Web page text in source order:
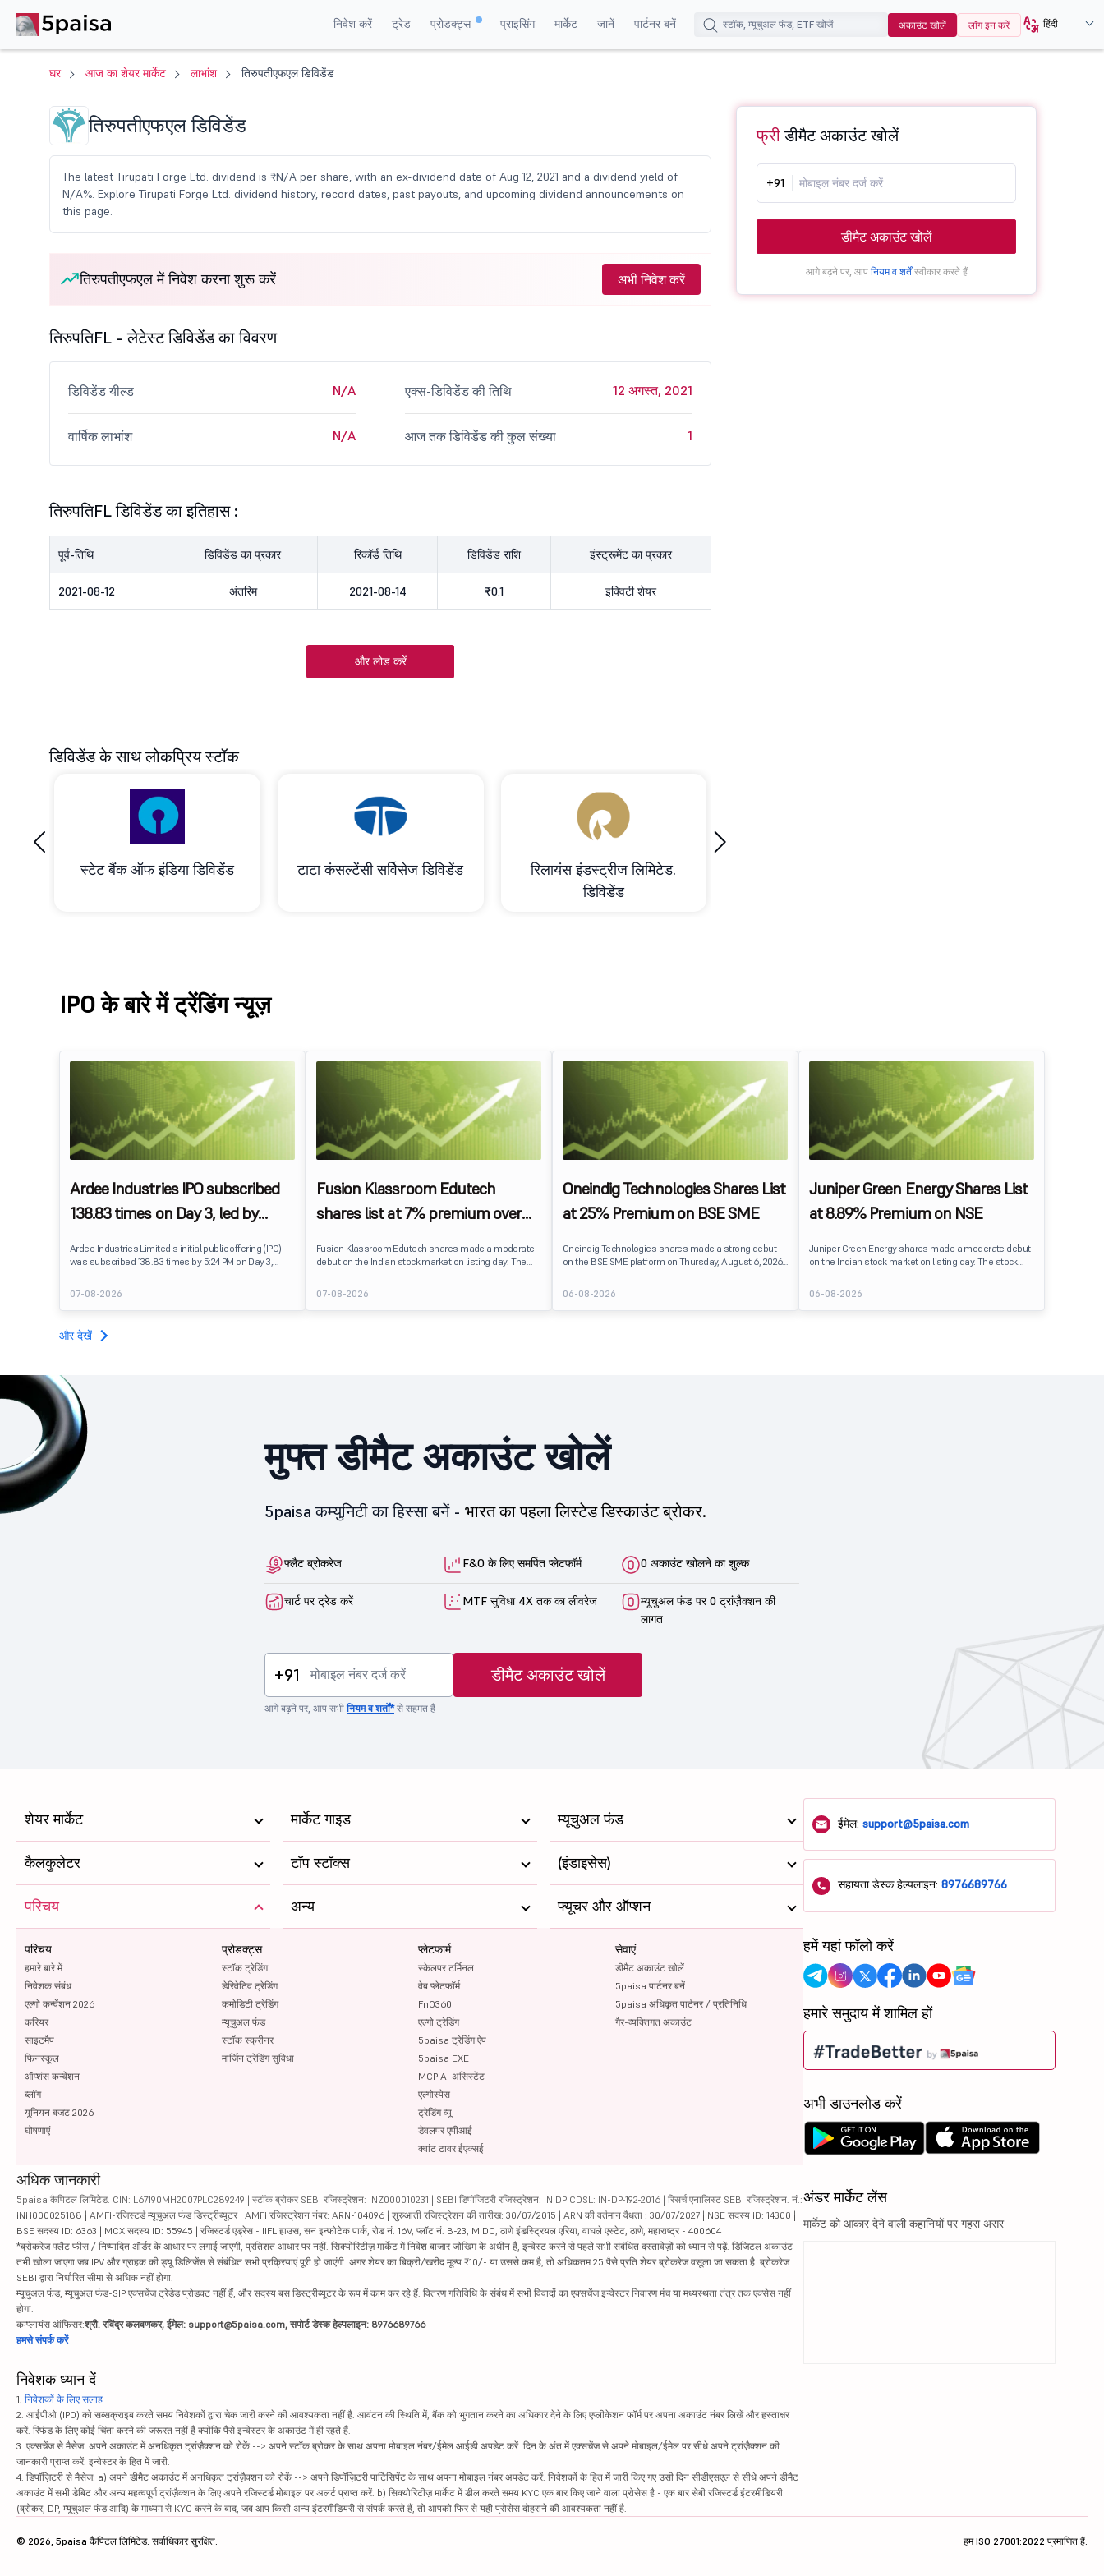
निवेश करें ट्रेड प्रोडक्ट्स प्राइसिंग मार्केट जानें पार्टनर बनें अकाउंट खोलें लॉग इन करें हिंदी
घर आज का शेयर मार्केट लाभांश तिरुपतीएफएल डिविडेंड
तिरुपतीएफएल डिविडेंड
The latest Tirupati Forge Ltd. dividend is ₹N/A per share, with an ex-dividend date of Aug 12, 2021 and a dividend yield of
N/A%. Explore Tirupati Forge Ltd. dividend history, record dates, past payouts, and upcoming dividend announcements on
this page.
तिरुपतीएफएल में निवेश करना शुरू करें अभी निवेश करें
तिरुपतिFL - लेटेस्ट डिविडेंड का विवरण
डिविडेंड यील्ड N/A
वार्षिक लाभांश N/A
एक्स-डिविडेंड की तिथि 12 अगस्त, 2021
आज तक डिविडेंड की कुल संख्या 1
तिरुपतिFL डिविडेंड का इतिहास :
पूर्व-तिथि डिविडेंड का प्रकार रिकॉर्ड तिथि डिविडेंड राशि इंस्ट्रूमेंट का प्रकार
2021-08-12 अंतरिम 2021-08-14 ₹0.1 इक्विटी शेयर
और लोड करें
फ्रीडीमैट अकाउंट खोलें
+91
डीमैट अकाउंट खोलें
आगे बढ़ने पर, आप नियम व शर्तेंस्वीकार करते हैं
डिविडेंड के साथ लोकप्रिय स्टॉक
स्टेट बैंक ऑफ इंडिया डिविडेंड टाटा कंसल्टेंसी सर्विसेज डिविडेंड
रिलायंस इंडस्ट्रीज लिमिटेड.
डिविडेंड
‹ ›
IPO के बारे में ट्रेंडिंग न्यूज़
Ardee Industries IPO subscribed
138.83 times on Day 3, led by
Ardee Industries Limited's initial public offering (IPO)
was subscribed 138.83 times by 5:24 PM on Day 3,
7,80,88,05,383 shares against 5,62,46,366 shares
available for subscription.
07-08-2026
Fusion Klassroom Edutech
shares list at 7% premium over
Fusion Klassroom Edutech shares made a moderate
debut on the Indian stock market on listing day. The
delivering a premium of nearly 7% over its IPO issue
price of ₹159. The listing offered modest gains to IPO
investors, reflecting measured investor sentiment
07-08-2026
Oneindig Technologies Shares List
at 25% Premium on BSE SME
Oneindig Technologies shares made a strong debut
on the BSE SME platform on Thursday, August 6, 2026.
price of ₹96, reflecting positive investor sentiment
despite the IPO receiving a modest overall
subscription. Oneindig Technologies IPO Listing Details
06-08-2026
Juniper Green Energy Shares List
at 8.89% Premium on NSE
Juniper Green Energy shares made a moderate debut
on the Indian stock market on listing day. The stock
delivering a premium of nearly 8.89% over its IPO issue
price of ₹225. The listing offered modest gains to IPO
investors, reflecting steady market sentiment
06-08-2026
और देखें
मुफ्त डीमैट अकाउंट खोलें
5paisa कम्युनिटी का हिस्सा बनें - भारत का पहला लिस्टेड डिस्काउंट ब्रोकर.
फ्लैट ब्रोकरेज F&O के लिए समर्पित प्लेटफॉर्म 0 अकाउंट खोलने का शुल्क
चार्ट पर ट्रेड करें MTF सुविधा 4X तक का लीवरेज
म्यूचुअल फंड पर 0 ट्रांज़ैक्शन की
लागत
+91 डीमैट अकाउंट खोलें
आगे बढ़ने पर, आप सभीनियम व शर्तों*से सहमत हैं
शेयर मार्केट मार्केट गाइड म्यूचुअल फंड
कैलकुलेटर टॉप स्टॉक्स (इंडाइसेस)
परिचय
परिचय
हमारे बारे में
निवेशक संबंध
एल्गो कन्वेंशन 2026
करियर
साइटमैप
फिनस्कूल
ऑप्शंस कन्वेंशन
ब्लॉग
यूनियन बजट 2026
घोषणाएं
प्रोडक्ट्स
स्टॉक ट्रेडिंग
डेरिवेटिव ट्रेडिंग
कमोडिटी ट्रेडिंग
म्यूचुअल फंड
स्टॉक स्क्रीनर
मार्जिन ट्रेडिंग सुविधा
प्लेटफार्म
स्केलपर टर्मिनल
वेब प्लेटफॉर्म
FnO360
एल्गो ट्रेडिंग
5paisa ट्रेडिंग ऐप
5paisa EXE
MCP AI असिस्टेंट
एल्गोस्पेस
ट्रेडिंग व्यू
डेवलपर एपीआई
क्वांट टावर ईएक्सई
सेवाएं
डीमैट अकाउंट खोलें
5paisa पार्टनर बनें
5paisa अधिकृत पार्टनर / प्रतिनिधि
गैर-व्यक्तिगत अकाउंट
अन्य फ्यूचर और ऑप्शन
अधिक जानकारी
5paisa कैपिटल लिमिटेड. CIN: L67190MH2007PLC289249 | स्टॉक ब्रोकर SEBI रजिस्ट्रेशन: INZ000010231 | SEBI डिपॉजिटरी रजिस्ट्रेशन: IN DP CDSL: IN-DP-192-2016 | रिसर्च एनालिस्ट SEBI रजिस्ट्रेशन. नं.:
INH000025188 | AMFI-रजिस्टर्ड म्यूचुअल फंड डिस्ट्रीब्यूटर | AMFI रजिस्ट्रेशन नंबर: ARN-104096 | शुरुआती रजिस्ट्रेशन की तारीख: 30/07/2015 | ARN की वर्तमान वैधता : 30/07/2027 | NSE सदस्य ID: 14300 |
BSE सदस्य ID: 6363 | MCX सदस्य ID: 55945 | रजिस्टर्ड एड्रेस - IIFL हाउस, सन इन्फोटेक पार्क, रोड नं. 16V, प्लॉट नं. B-23, MIDC, ठाणे इंडस्ट्रियल एरिया, वाघले एस्टेट, ठाणे, महाराष्ट्र - 400604
*ब्रोकरेज फ्लैट फीस / निष्पादित ऑर्डर के आधार पर लगाई जाएगी, प्रतिशत आधार पर नहीं. सिक्योरिटीज़ मार्केट में निवेश बाजार जोखिम के अधीन है, इन्वेस्ट करने से पहले सभी संबंधित दस्तावेज़ों को ध्यान से पढ़ें. डिजिटल अकाउंट
तभी खोला जाएगा जब IPV और ग्राहक की ड्यू डिलिजेंस से संबंधित सभी प्रक्रियाएं पूरी हो जाएंगी. अगर शेयर का बिक्री/खरीद मूल्य ₹10/- या उससे कम है, तो अधिकतम 25 पैसे प्रति शेयर ब्रोकरेज वसूला जा सकता है. ब्रोकरेज
SEBI द्वारा निर्धारित सीमा से अधिक नहीं होगा.
म्यूचुअल फंड, म्यूचुअल फंड-SIP एक्सचेंज ट्रेडेड प्रोडक्ट नहीं हैं, और सदस्य बस डिस्ट्रीब्यूटर के रूप में काम कर रहे हैं. वितरण गतिविधि के संबंध में सभी विवादों का एक्सचेंज इन्वेस्टर निवारण मंच या मध्यस्थता तंत्र तक एक्सेस नहीं
होगा.
कम्प्लायंस ऑफिसर:श्री. रविंद्र कलवणकर, ईमेल: support@5paisa.com, सपोर्ट डेस्क हेल्पलाइन: 8976689766
हमसे संपर्क करें
निवेशक ध्यान दें
1. निवेशकों के लिए सलाह
2. आईपीओ (IPO) को सब्सक्राइब करते समय निवेशकों द्वारा चेक जारी करने की आवश्यकता नहीं है. आवंटन की स्थिति में, बैंक को भुगतान करने का अधिकार देने के लिए एप्लीकेशन फॉर्म पर अपना अकाउंट नंबर लिखें और हस्ताक्षर
करें. रिफंड के लिए कोई चिंता करने की जरूरत नहीं है क्योंकि पैसे इन्वेस्टर के अकाउंट में ही रहते हैं.
3. एक्सचेंज से मैसेज: अपने अकाउंट में अनधिकृत ट्रांज़ैक्शन को रोकें --> अपने स्टॉक ब्रोकर के साथ अपना मोबाइल नंबर/ईमेल आईडी अपडेट करें. दिन के अंत में एक्सचेंज से अपने मोबाइल/ईमेल पर सीधे अपने ट्रांज़ैक्शन की
जानकारी प्राप्त करें. इन्वेस्टर के हित में जारी.
4. डिपॉज़िटरी से मैसेज: a) अपने डीमैट अकाउंट में अनधिकृत ट्रांज़ैक्शन को रोकें --> अपने डिपॉज़िटरी पार्टिसिपेंट के साथ अपना मोबाइल नंबर अपडेट करें. निवेशकों के हित में जारी किए गए उसी दिन सीडीएसएल से सीधे अपने डीमैट
अकाउंट में सभी डेबिट और अन्य महत्वपूर्ण ट्रांज़ैक्शन के लिए अपने रजिस्टर्ड मोबाइल पर अलर्ट प्राप्त करें. b) सिक्योरिटीज़ मार्केट में डील करते समय KYC एक बार किए जाने वाला प्रोसेस है - एक बार सेबी रजिस्टर्ड इंटरमीडियरी
(ब्रोकर, DP, म्यूचुअल फंड आदि) के माध्यम से KYC करने के बाद, जब आप किसी अन्य इंटरमीडियरी से संपर्क करते हैं, तो आपको फिर से यही प्रोसेस दोहराने की आवश्यकता नहीं है.
ईमेल:support@5paisa.com
सहायता डेस्क हेल्पलाइन:8976689766
हमें यहां फॉलो करें
हमारे समुदाय में शामिल हों
अभी डाउनलोड करें
अंडर मार्केट लेंस
मार्केट को आकार देने वाली कहानियों पर गहरा असर
© 2026, 5paisa कैपिटल लिमिटेड. सर्वाधिकार सुरक्षित. हम ISO 27001:2022 प्रमाणित हैं.